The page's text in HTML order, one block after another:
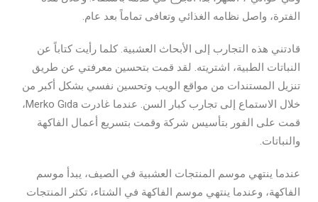
الفترة، واصل نظامه الغذائي وتعافى تماماً بعد عام.
قادتني هذه التجارب إلى الأبحاث العشبية. كلما رأيت كتاباً عن
النباتات الطبية، اشتريته. لقد قمت بتحسين معرفتي عن طريق
تنزيل المستندات من مواقع الويب وتحسين نفسي بشكل أكبر من
خلال الاستماع إلى تجارب كبار السن. عندما غادرت Merko Gıda،
قمت على الفور بتأسيس شركة وقمت بتسريع أعمال الفاكهة
والنباتات.
عندما ينتهي موسم المنتجات العشبية في الصيف، يبدأ موسم
الفاكهة، وعندما ينتهي موسم الفاكهة في الشتاء، تكثر المنتجات